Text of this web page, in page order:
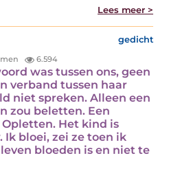
Lees meer >
gedicht
6.594
was tussen ons, geen
verband tussen haar
niet spreken. Alleen een
zou beletten. Een
Het kind is
Ik bloei, zei ze toen ik
bloeden is en niet te